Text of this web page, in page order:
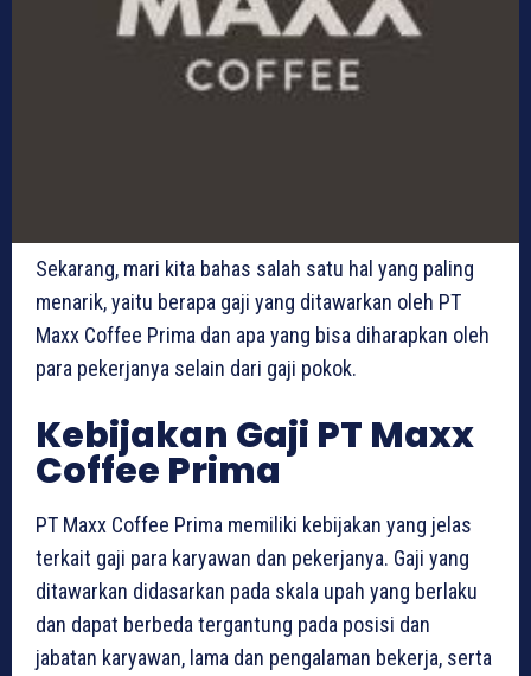
Sekarang, mari kita bahas salah satu hal yang paling
menarik, yaitu berapa gaji yang ditawarkan oleh PT
Maxx Coffee Prima dan apa yang bisa diharapkan oleh
para pekerjanya selain dari gaji pokok.
Kebijakan Gaji PT Maxx
Coffee Prima
PT Maxx Coffee Prima memiliki kebijakan yang jelas
terkait gaji para karyawan dan pekerjanya. Gaji yang
ditawarkan didasarkan pada skala upah yang berlaku
dan dapat berbeda tergantung pada posisi dan
jabatan karyawan, lama dan pengalaman bekerja, serta